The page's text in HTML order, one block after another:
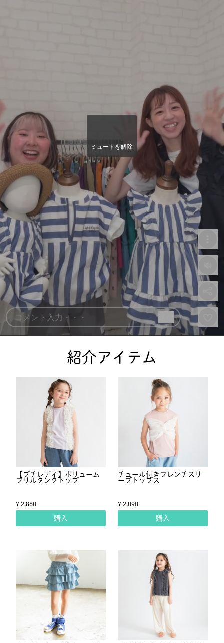
紹介アイテム
【プチレディ】ボリューム
フリルタンクトップ
¥ 2,860
購入
チュール付きフレンチスリ
ーブトップス
¥ 2,090
購入